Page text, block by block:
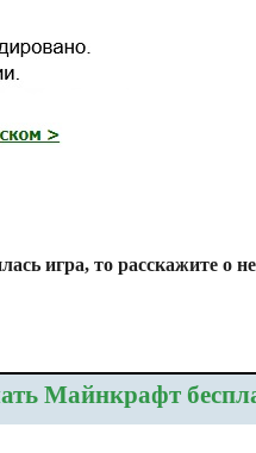
игра, то расскажите о
Майнкрафт